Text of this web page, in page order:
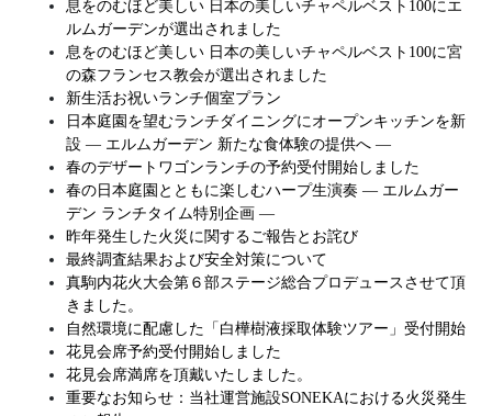
息をのむほど美しい 日本の美しいチャペルベスト100にエ
ルムガーデンが選出されました
息をのむほど美しい 日本の美しいチャペルベスト100に宮
の森フランセス教会が選出されました
新生活お祝いランチ個室プラン
日本庭園を望むランチダイニングにオープンキッチンを新
設 ― エルムガーデン 新たな食体験の提供へ ―
春のデザートワゴンランチの予約受付開始しました
春の日本庭園とともに楽しむハープ生演奏 ― エルムガー
デン ランチタイム特別企画 ―
昨年発生した火災に関するご報告とお詫び
最終調査結果および安全対策について
真駒内花火大会第６部ステージ総合プロデュースさせて頂
きました。
自然環境に配慮した「白樺樹液採取体験ツアー」受付開始
花見会席予約受付開始しました
花見会席満席を頂戴いたしました。
重要なお知らせ：当社運営施設SONEKAにおける火災発生